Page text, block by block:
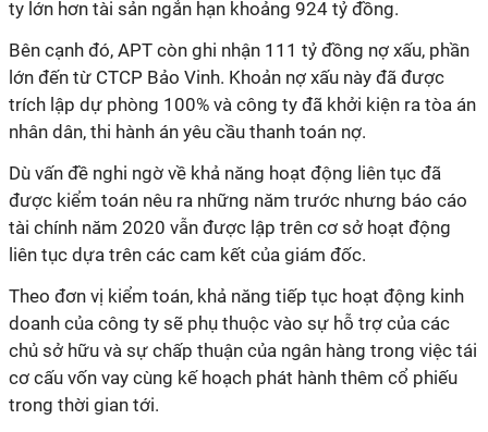
ty lớn hơn tài sản ngắn hạn khoảng 924 tỷ đồng.
Bên cạnh đó, APT còn ghi nhận 111 tỷ đồng nợ xấu, phần
lớn đến từ CTCP Bảo Vinh. Khoản nợ xấu này đã được
trích lập dự phòng 100% và công ty đã khởi kiện ra tòa án
nhân dân, thi hành án yêu cầu thanh toán nợ.
Dù vấn đề nghi ngờ về khả năng hoạt động liên tục đã
được kiểm toán nêu ra những năm trước nhưng báo cáo
tài chính năm 2020 vẫn được lập trên cơ sở hoạt động
liên tục dựa trên các cam kết của giám đốc.
Theo đơn vị kiểm toán, khả năng tiếp tục hoạt động kinh
doanh của công ty sẽ phụ thuộc vào sự hỗ trợ của các
chủ sở hữu và sự chấp thuận của ngân hàng trong việc tái
cơ cấu vốn vay cùng kế hoạch phát hành thêm cổ phiếu
trong thời gian tới.